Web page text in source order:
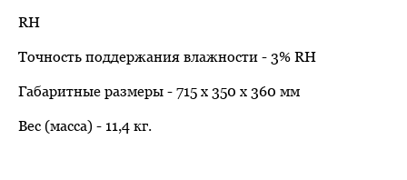
RH
Точность поддержания влажности - 3% RH
Габаритные размеры - 715 х 350 х 360 мм
Вес (масса) - 11,4 кг.